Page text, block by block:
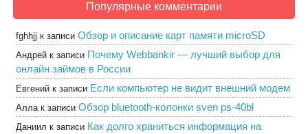
Популярные комментарии
fghhjj к записи Обзор и описание карт памяти microSD
Андрей к записи Почему Webbankir — лучший выбор для
онлайн займов в России
Евгений к записи Если компьютер не видит внешний модем
Аллак записи Обзор bluetooth-колонки sven ps-40bl
Даниил к записи Как долго храниться информация на